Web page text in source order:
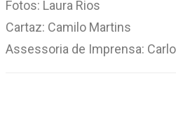
Fotos: Laura Rios
Cartaz: Camilo Martins
Assessoria de Imprensa: